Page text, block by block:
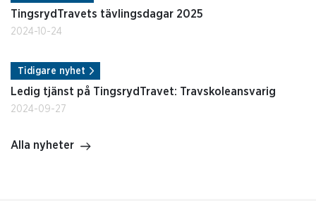
TingsrydTravets tävlingsdagar 2025
2024-10-24
Tidigare nyhet
Ledig tjänst på TingsrydTravet: Travskoleansvarig
2024-09-27
Alla nyheter